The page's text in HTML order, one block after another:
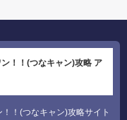
！！(つなキャン)攻略 ア
！(つなキャン)攻略サイト